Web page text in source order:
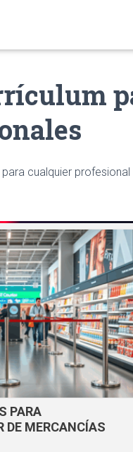
cualquier
PARA
DE MERCANCÍAS